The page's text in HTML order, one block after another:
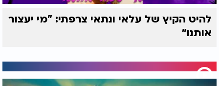
להיט הקיץ של עלאי ונתאי צרפתי: "מי יעצור
אותנו"